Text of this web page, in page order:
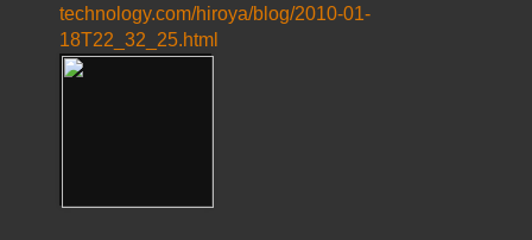
technology.com/hiroya/blog/2010-01-
18T22_32_25.html